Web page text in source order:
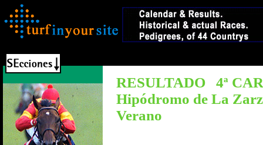
RESULTADO 4ª
Hipódromo de La
Verano